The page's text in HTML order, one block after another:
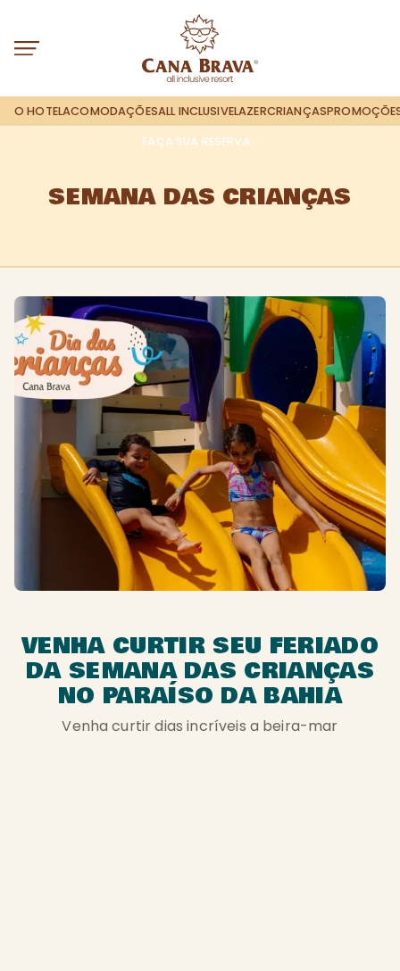
O HOTELACOMODAÇÕESALL INCLUSIVELAZERCRIANÇAS
FAÇA SUA RESERVA
SEMANA DAS CRIANÇAS
VENHA CURTIR SEU FERIADO
DA SEMANA DAS CRIANÇAS
NO PARAÍSO DA BAHIA
Venha curtir dias incríveis a beira-mar